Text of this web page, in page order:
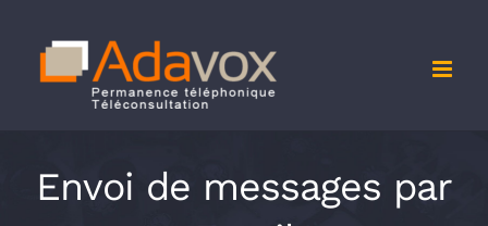
contenu
Envoi de messages par